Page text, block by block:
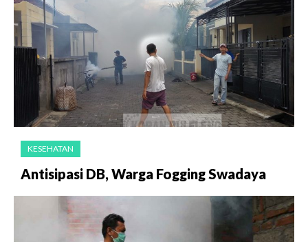
KESEHATAN
Antisipasi DB, Warga Fogging Swadaya